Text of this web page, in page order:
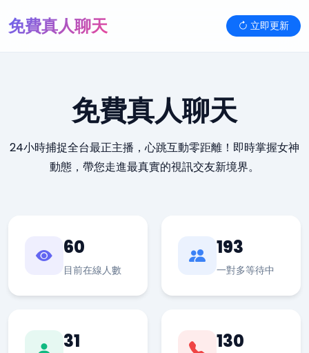
免費真人聊天 立即更新
免費真人聊天
24小時捕捉全台最正主播，心跳互動零距離！即時掌握女神
動態，帶您走進最真實的視訊交友新境界。
60
目前在線人數
193
一對多等待中
31 130